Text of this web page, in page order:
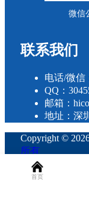
微信
联系我们
电话/微信
QQ：
邮箱：
地址：深
Copyright ©
所有
粤ICP备
查询 29 次，耗
首页